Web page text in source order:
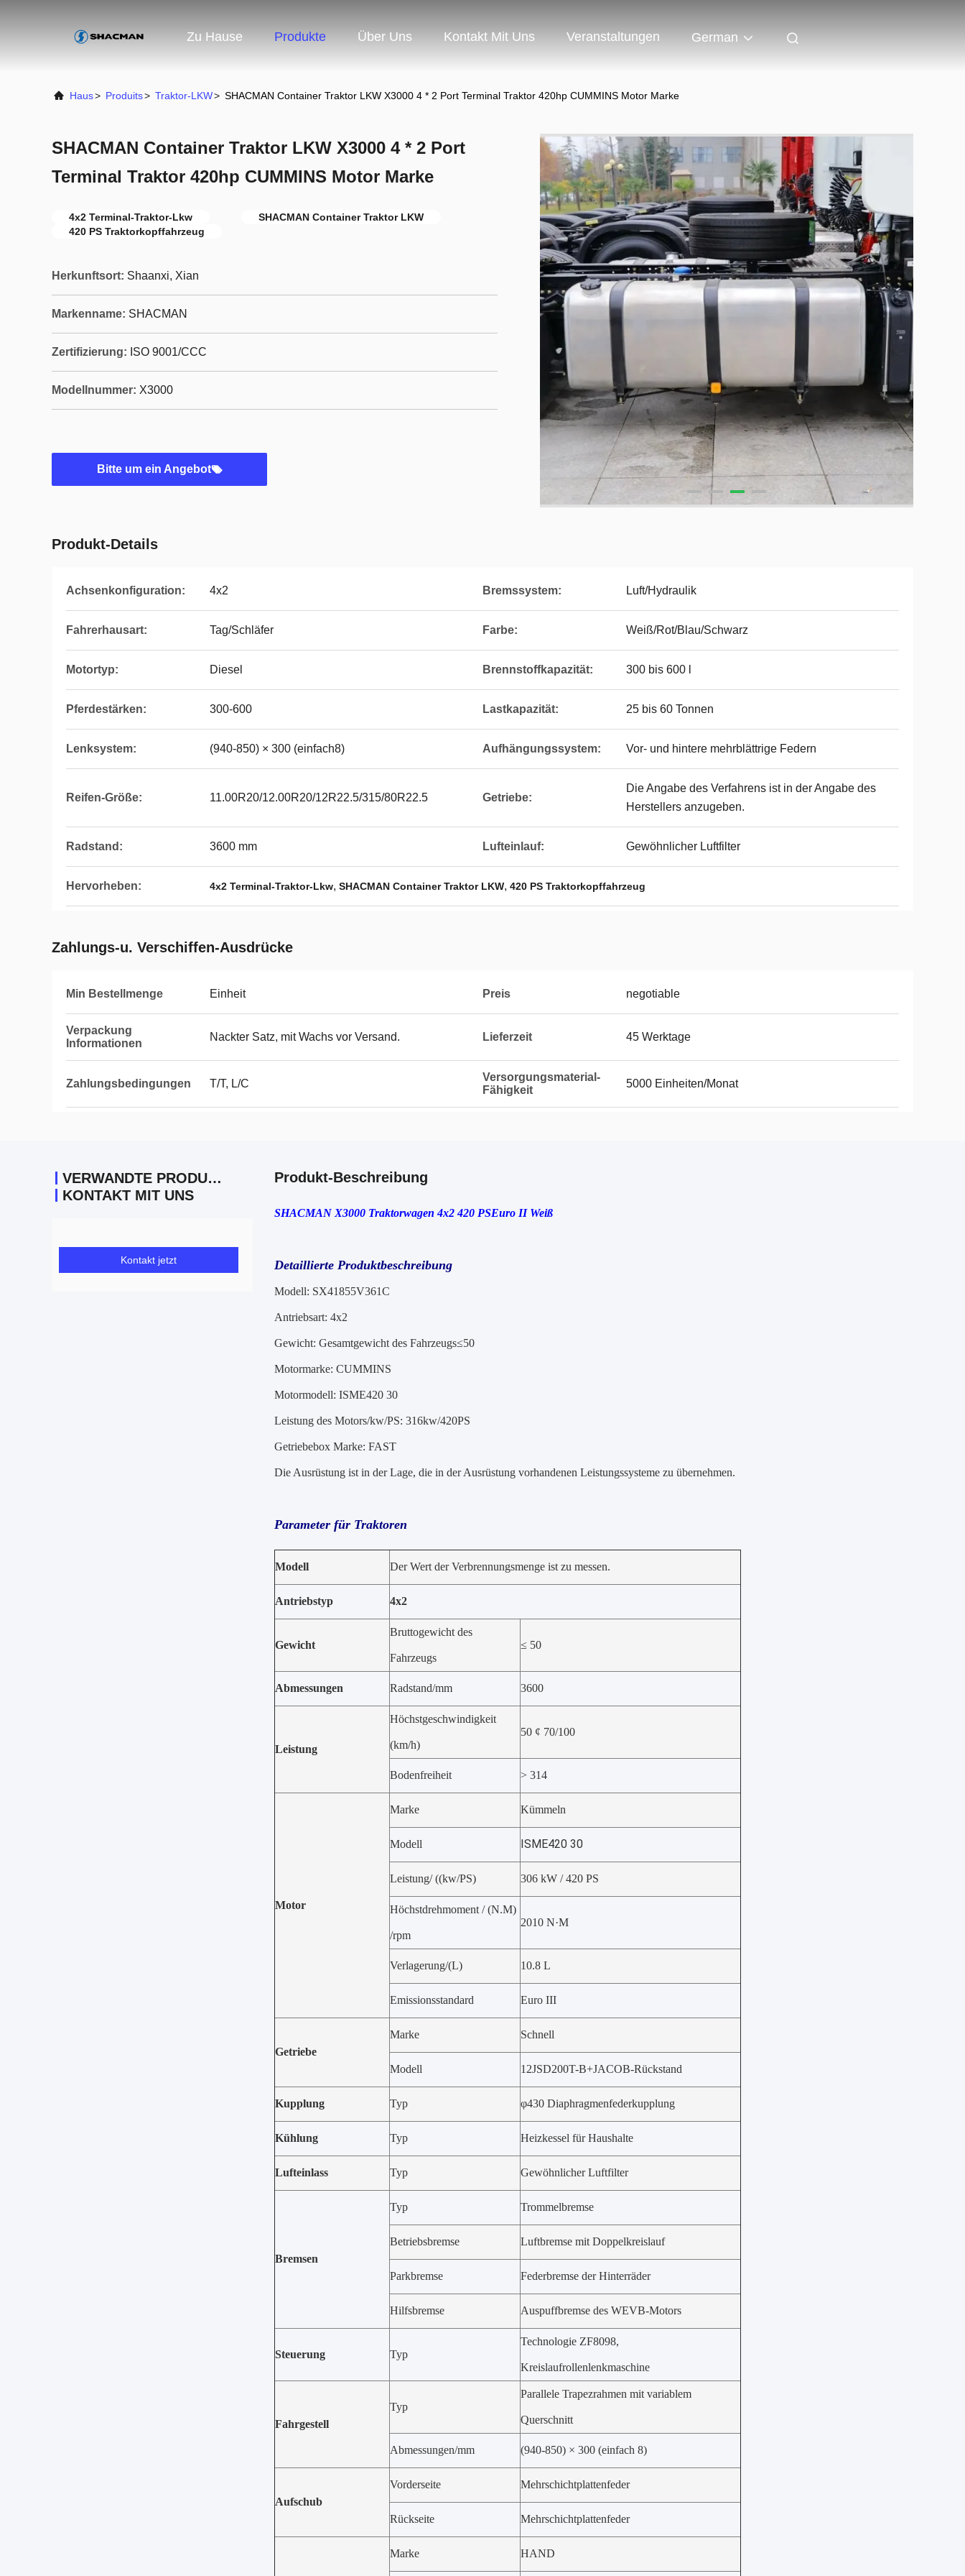
Zu Hause Produkte Über Uns Kontakt Mit Uns Veranstaltungen German
Haus> Produits> Traktor-LKW> SHACMAN Container Traktor LKW X3000 4 * 2 Port Terminal Traktor 420hp CUMMINS Motor Marke
SHACMAN Container Traktor LKW X3000 4 * 2 Port
Terminal Traktor 420hp CUMMINS Motor Marke
4x2 Terminal-Traktor-Lkw
SHACMAN Container Traktor LKW
420 PS Traktorkopffahrzeug
Herkunftsort: Shaanxi, Xian
Markenname: SHACMAN
Zertifizierung: ISO 9001/CCC
Modellnummer: X3000
Bitte um ein Angebot
Produkt-Details
Achsenkonfiguration: 4x2 Bremssystem: Luft/Hydraulik
Fahrerhausart: Tag/Schläfer Farbe: Weiß/Rot/Blau/Schwarz
Motortyp: Diesel Brennstoffkapazität: 300 bis 600 l
Pferdestärken: 300-600 Lastkapazität: 25 bis 60 Tonnen
Lenksystem: (940-850) × 300 (einfach8) Aufhängungssystem: Vor- und hintere mehrblättrige Federn
Reifen-Größe: 11.00R20/12.00R20/12R22.5/315/80R22.5 Getriebe:
Die Angabe des Verfahrens ist in der Angabe des
Herstellers anzugeben.
Radstand: 3600 mm Lufteinlauf: Gewöhnlicher Luftfilter
Hervorheben: 4x2 Terminal-Traktor-Lkw, SHACMAN Container Traktor LKW, 420 PS Traktorkopffahrzeug
Zahlungs-u. Verschiffen-Ausdrücke
Min Bestellmenge Einheit Preis negotiable
Verpackung
Informationen
Nackter Satz, mit Wachs vor Versand. Lieferzeit 45 Werktage
Zahlungsbedingungen T/T, L/C
Versorgungsmaterial-
Fähigkeit
5000 Einheiten/Monat
VERWANDTE PRODUKTE
KONTAKT MIT UNS
Kontakt jetzt
Produkt-Beschreibung
SHACMAN X3000 Traktorwagen 4x2 420 PSEuro II Weiß
Detaillierte Produktbeschreibung
Modell: SX41855V361C
Antriebsart: 4x2
Gewicht: Gesamtgewicht des Fahrzeugs≤50
Motormarke: CUMMINS
Motormodell: ISME420 30
Leistung des Motors/kw/PS: 316kw/420PS
Getriebebox Marke: FAST
Die Ausrüstung ist in der Lage, die in der Ausrüstung vorhandenen Leistungssysteme zu übernehmen.
Parameter für Traktoren
Modell Der Wert der Verbrennungsmenge ist zu messen.
Antriebstyp 4x2
Gewicht
Bruttogewicht des
Fahrzeugs
≤ 50
Abmessungen Radstand/mm 3600
Leistung
Höchstgeschwindigkeit
(km/h)
50 ¢ 70/100
Bodenfreiheit > 314
Motor
Marke Kümmeln
Modell ISME420 30
Leistung/ ((kw/PS) 306 kW / 420 PS
Höchstdrehmoment / (N.M)
/rpm
2010 N·M
Verlagerung/(L) 10.8 L
Emissionsstandard Euro III
Getriebe
Marke Schnell
Modell 12JSD200T-B+JACOB-Rückstand
Kupplung Typ φ430 Diaphragmenfederkupplung
Kühlung Typ Heizkessel für Haushalte
Lufteinlass Typ Gewöhnlicher Luftfilter
Bremsen
Typ Trommelbremse
Betriebsbremse Luftbremse mit Doppelkreislauf
Parkbremse Federbremse der Hinterräder
Hilfsbremse Auspuffbremse des WEVB-Motors
Steuerung Typ
Technologie ZF8098,
Kreislaufrollenlenkmaschine
Fahrgestell
Typ
Parallele Trapezrahmen mit variablem
Querschnitt
Abmessungen/mm (940-850) × 300 (einfach 8)
Aufschub
Vorderseite Mehrschichtplattenfeder
Rückseite Mehrschichtplattenfeder
Marke HAND